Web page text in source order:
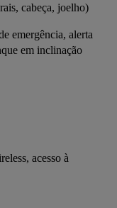
cabeça, joelho)
emergência, alerta
em inclinação
acesso à